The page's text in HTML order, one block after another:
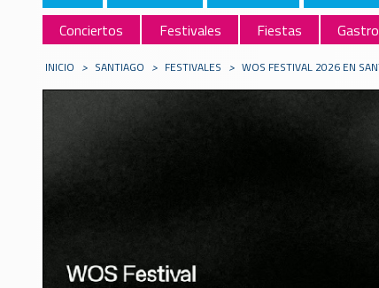
Conciertos
Festivales Fiestas
INICIO > SANTIAGO > FESTIVALES > WOS FESTIVAL 2026 EN